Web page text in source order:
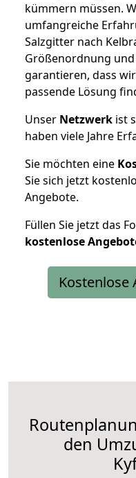
kümmern müssen.
umfangreiche
Salzgitter nach
Größenordnung
garantieren, dass
passende Lösung
Unser Netzwerk ist
haben viele Jahre
Sie möchten eine
Sie sich jetzt
Angebote.
Füllen Sie jetzt das
kostenlose
Kostenlose
den